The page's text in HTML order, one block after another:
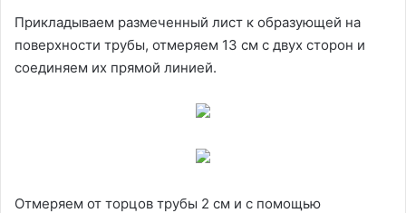
Прикладываем размеченный лист к образующей на
поверхности трубы, отмеряем 13 см с двух сторон и
соединяем их прямой линией.
Отмеряем от торцов трубы 2 см и с помощью